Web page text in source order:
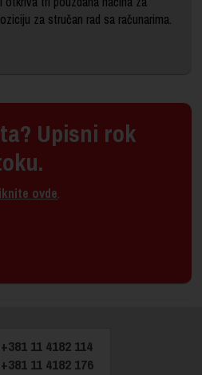
za stručan rad sa računarima.
Upisni rok
ovde.
+381 11 4182 114
+381 11 4182 176